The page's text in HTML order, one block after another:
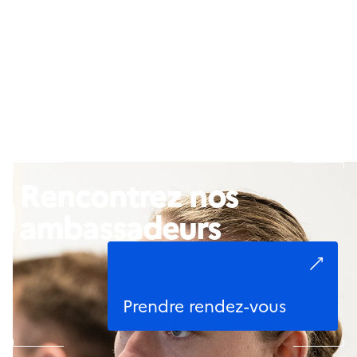
Rencontrez nos
ambassadeurs
Prendre rendez-vous